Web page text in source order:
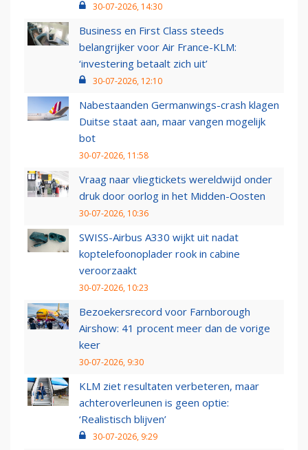
30-07-2026, 14:30
Business en First Class steeds
belangrijker voor Air France-KLM:
‘investering betaalt zich uit’
30-07-2026, 12:10
Nabestaanden Germanwings-crash klagen
Duitse staat aan, maar vangen mogelijk
bot
30-07-2026, 11:58
Vraag naar vliegtickets wereldwijd onder
druk door oorlog in het Midden-Oosten
30-07-2026, 10:36
SWISS-Airbus A330 wijkt uit nadat
koptelefoonoplader rook in cabine
veroorzaakt
30-07-2026, 10:23
Bezoekersrecord voor Farnborough
Airshow: 41 procent meer dan de vorige
keer
30-07-2026, 9:30
KLM ziet resultaten verbeteren, maar
achteroverleunen is geen optie:
‘Realistisch blijven’
30-07-2026, 9:29